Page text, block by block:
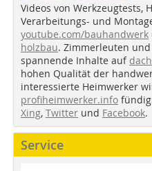
Videos von Werkzeugtests,
Verarbeitungs- und
youtube.com/bauhandwerk
holzbau. Zimmerleuten
spannende Inhalte auf
hohen Qualität der
interessierte Heimwerker
profiheimwerker.info
Xing, Twitter und Facebook.
Service